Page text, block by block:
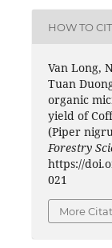
HOW TO
Van Long,
Tuan
organic
yield of
(Piper
Forestry
https://
021
More